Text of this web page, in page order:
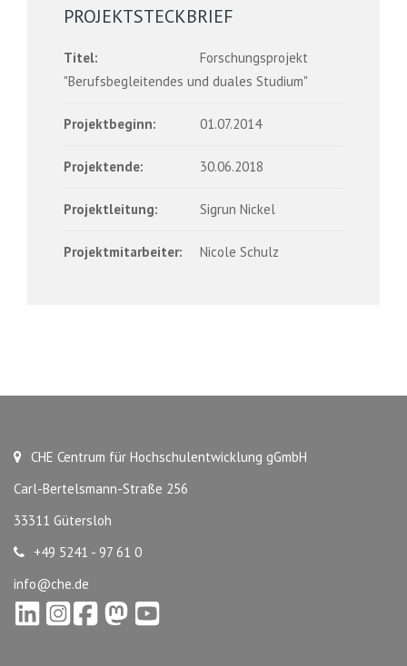
PROJEKTSTECKBRIEF
Titel:
Forschungsprojekt
"Berufsbegleitendes und duales Studium"
Projektbeginn: 01.07.2014
Projektende: 30.06.2018
Projektleitung: Sigrun Nickel
Projektmitarbeiter: Nicole Schulz
CHE Centrum für Hochschulentwicklung gGmbH
Carl-Bertelsmann-Straße 256
33311 Gütersloh
+49 5241 - 97 61 0
info@che.de